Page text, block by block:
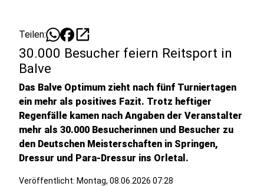
Teilen: open_in_new
30.000 Besucher feiern Reitsport in
Balve
Das Balve Optimum zieht nach fünf Turniertagen
ein mehr als positives Fazit. Trotz heftiger
Regenfälle kamen nach Angaben der Veranstalter
mehr als 30.000 Besucherinnen und Besucher zu
den Deutschen Meisterschaften in Springen,
Dressur und Para-Dressur ins Orletal.
Veröffentlicht: Montag, 08.06.2026 07:28